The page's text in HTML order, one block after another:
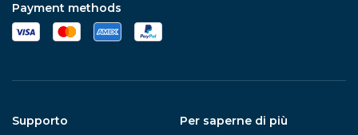
Payment methods
Supporto
Per saperne di più